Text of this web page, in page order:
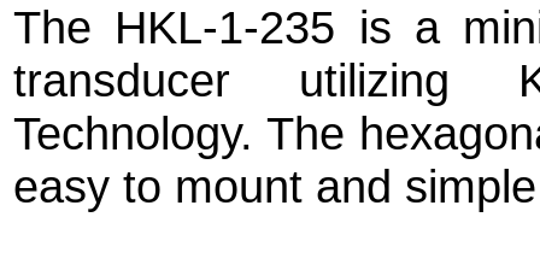
The HKL-1-235 is a
transducer utilizing
Technology. The
easy to mount and